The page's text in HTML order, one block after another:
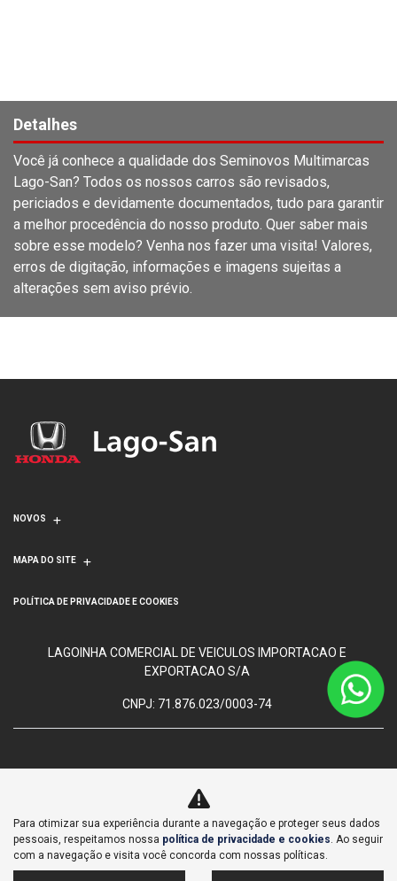
Detalhes
Você já conhece a qualidade dos Seminovos Multimarcas
Lago-San? Todos os nossos carros são revisados,
periciados e devidamente documentados, tudo para garantir
a melhor procedência do nosso produto. Quer saber mais
sobre esse modelo? Venha nos fazer uma visita! Valores,
erros de digitação, informações e imagens sujeitas a
alterações sem aviso prévio.
NOVOS
MAPA DO SITE
POLÍTICA DE PRIVACIDADE E COOKIES
LAGOINHA COMERCIAL DE VEICULOS IMPORTACAO E
EXPORTACAO S/A
CNPJ: 71.876.023/0003-74
No trânsito, enxergar o outro
salva vidas.
Para otimizar sua experiência durante a navegação e proteger seus dados
pessoais, respeitamos nossa política de privacidade e cookies. Ao seguir
com a navegação e visita você concorda com nossas políticas.